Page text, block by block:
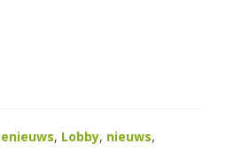
, Lobby, nieuws,